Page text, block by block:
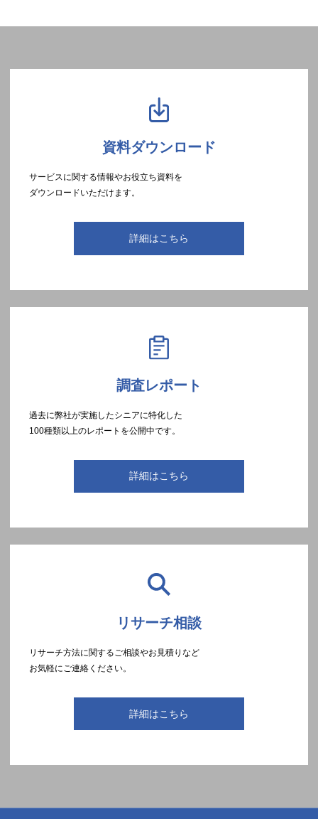
資料ダウンロード
サービスに関する情報やお役立ち資料を
ダウンロードいただけます。
詳細はこちら
調査レポート
過去に弊社が実施したシニアに特化した
100種類以上のレポートを公開中です。
詳細はこちら
リサーチ相談
リサーチ方法に関するご相談やお見積りなど
お気軽にご連絡ください。
詳細はこちら